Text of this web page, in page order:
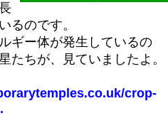
るのです。
ギー体が発生しているの
たちが、見ていましたよ。
crop-